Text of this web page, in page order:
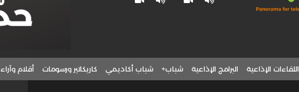
اللقاءات الإذاعية البرامج الإذاعية شباب+ شباب أكاديمي كاريكاتير ورسومات أقلام وآراء